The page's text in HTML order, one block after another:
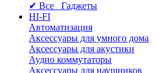
✔ Все Гаджеты
HI-FI
Автоматизация
Аксессуары для умного дома
Аксессуары для акустики
Аудио коммутаторы
Аксессуары для наушников